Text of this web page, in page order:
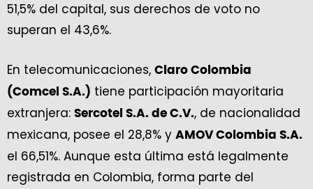
51,5% del capital, sus derechos de voto no
superan el 43,6%.
En telecomunicaciones, Claro Colombia
(Comcel S.A.) tiene participación mayoritaria
extranjera: Sercotel S.A. de C.V., de nacionalidad
mexicana, posee el 28,8% y AMOV Colombia S.A.
el 66,51%. Aunque esta última está legalmente
registrada en Colombia, forma parte del